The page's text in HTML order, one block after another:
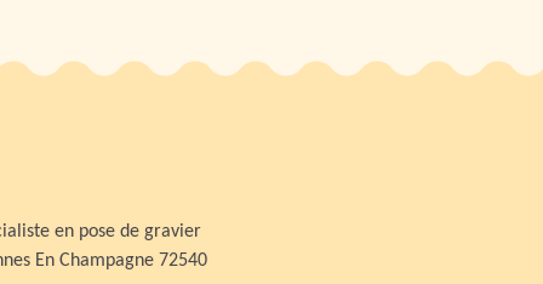
en pose de gravier
En Champagne 72540